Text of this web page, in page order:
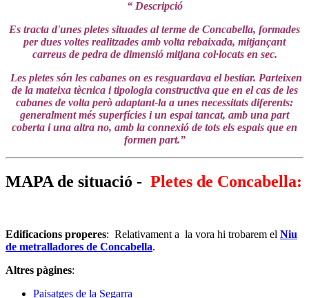
“ Descripció
Es tracta d'unes pletes situades al terme de Concabella, formades
per dues voltes realitzades amb volta rebaixada, mitjançant
carreus de pedra de dimensió mitjana col·locats en sec.
Les pletes són les cabanes on es resguardava el bestiar. Parteixen
de la mateixa tècnica i tipologia constructiva que en el cas de les
cabanes de volta però adaptant-la a unes necessitats diferents:
generalment més superfícies i un espai tancat, amb una part
coberta i una altra no, amb la connexió de tots els espais que en
formen part.”
MAPA de situació - Pletes de Concabella:
Edificacions properes: Relativament a la vora hi trobarem el Niu
de metralladores de Concabella.
Altres pàgines:
Paisatges de la Segarra